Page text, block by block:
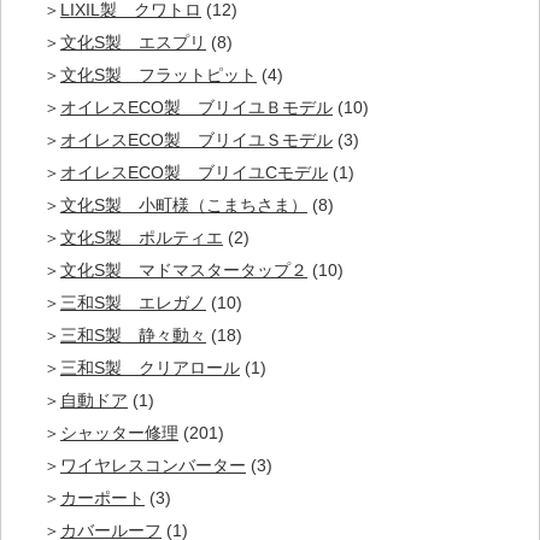
LIXIL製 クワトロ (12)
文化S製 エスプリ (8)
文化S製 フラットピット (4)
オイレスECO製 ブリイユＢモデル (10)
オイレスECO製 ブリイユＳモデル (3)
オイレスECO製 ブリイユCモデル (1)
文化S製 小町様（こまちさま）
(8)
文化S製 ポルティエ (2)
文化S製 マドマスタータップ２ (10)
三和S製 エレガノ (10)
三和S製 静々動々 (18)
三和S製 クリアロール (1)
自動ドア (1)
シャッター修理 (201)
ワイヤレスコンバーター (3)
カーポート (3)
カバールーフ (1)